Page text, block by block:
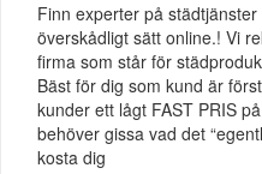
Finn experter på
överskådligt sätt online.! Vi
firma som står för
Bäst för dig som kund är
kunder ett lågt FAST PRIS
behöver gissa vad det
kosta dig